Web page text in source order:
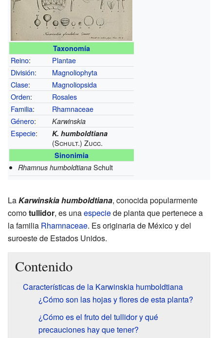
Taxonomía
Reino:
Plantae
División:
Magnoliophyta
Clase:
Magnoliopsida
Orden:
Rosales
Familia:
Rhamnaceae
Género: Karwinskia
Especie: K. humboldtiana
(Schult.) Zucc.
Sinonimia
Rhamnus humboldtiana Schult
LaKarwinskia humboldtiana, conocida popularmente
comotullidor, es unaespeciede planta que pertenece a
la familia Rhamnaceae. Es originaria de México y del
suroeste de Estados Unidos.
Contenido
Características de la Karwinskia humboldtiana
¿Cómo son las hojas y flores de esta planta?
¿Cómo es el fruto del tullidor y qué
precauciones hay que tener?